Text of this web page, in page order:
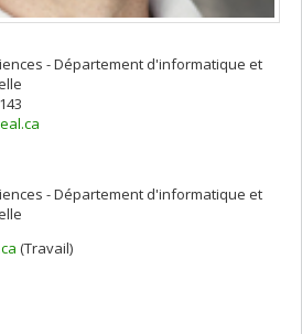
- Département d'informatique et
- Département d'informatique et
(Travail)